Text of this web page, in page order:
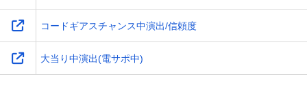
コードギアスチャンス中演出/信頼度
大当り中演出(電サポ中)